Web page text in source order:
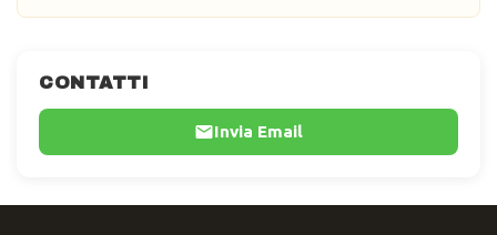
CONTATTI
Invia Email